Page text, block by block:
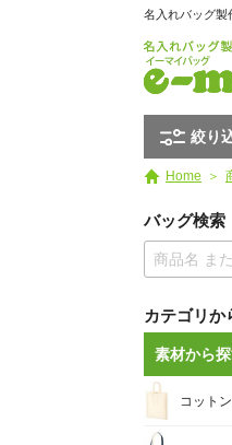
名入れバッグ製
絞り
Home
バッグ検索
カテゴリか
素材から
コット